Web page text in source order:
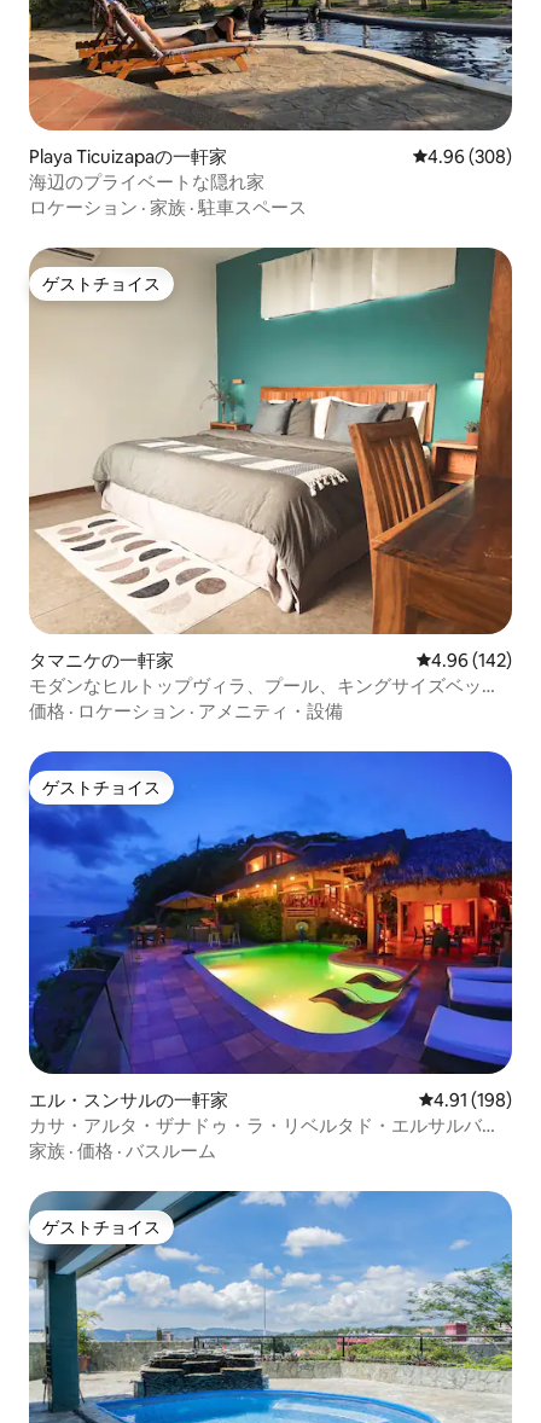
Playa Ticuizapaの一軒家 レビュー308
4.96 (308)
海辺のプライベートな隠れ家
ロケーション · 家族 ·駐車スペース
ゲストチョイス
ゲストチョイス
タマニケの一軒家 レビュー142
4.96 (142)
モダンなヒルトップヴィラ、プール、キングサイズベッド
＋デイベッド、4人宿泊可能
価格 · ロケーション · アメニティ・設備
ゲストチョイス
ゲストチョイス
エル・スンサルの一軒家 レビュー198
4.91 (198)
カサ・アルタ・ザナドゥ・ラ・リベルタド・エルサルバド
ル
家族 · 価格 · バスルーム
ゲストチョイス
ゲストチョイス